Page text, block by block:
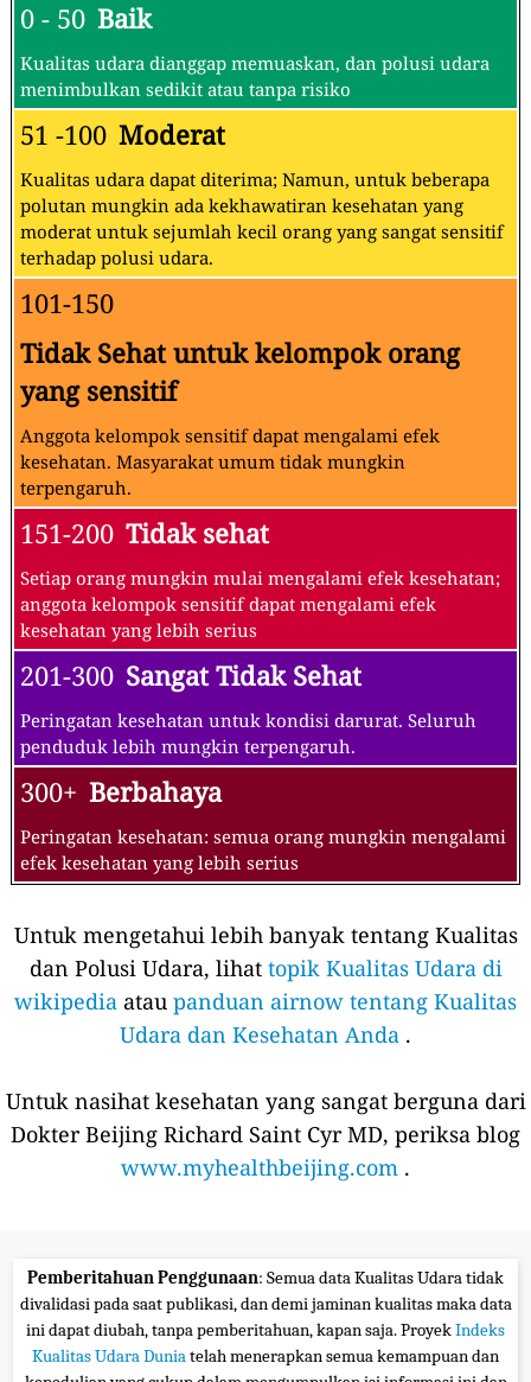
0 - 50 Baik
Kualitas udara dianggap memuaskan, dan polusi udara
menimbulkan sedikit atau tanpa risiko
51 -100 Moderat
Kualitas udara dapat diterima; Namun, untuk beberapa
polutan mungkin ada kekhawatiran kesehatan yang
moderat untuk sejumlah kecil orang yang sangat sensitif
terhadap polusi udara.
101-150
Tidak Sehat untuk kelompok orang
yang sensitif
Anggota kelompok sensitif dapat mengalami efek
kesehatan. Masyarakat umum tidak mungkin
terpengaruh.
151-200 Tidak sehat
Setiap orang mungkin mulai mengalami efek kesehatan;
anggota kelompok sensitif dapat mengalami efek
kesehatan yang lebih serius
201-300 Sangat Tidak Sehat
Peringatan kesehatan untuk kondisi darurat. Seluruh
penduduk lebih mungkin terpengaruh.
300+ Berbahaya
Peringatan kesehatan: semua orang mungkin mengalami
efek kesehatan yang lebih serius
Untuk mengetahui lebih banyak tentang Kualitas
dan Polusi Udara, lihat topik Kualitas Udara di
wikipedia atau panduan airnow tentang Kualitas
Udara dan Kesehatan Anda .
Untuk nasihat kesehatan yang sangat berguna dari
Dokter Beijing Richard Saint Cyr MD, periksa blog
www.myhealthbeijing.com .
Pemberitahuan Penggunaan: Semua data Kualitas Udara tidak
divalidasi pada saat publikasi, dan demi jaminan kualitas maka data
ini dapat diubah, tanpa pemberitahuan, kapan saja. ProyekIndeks
Kualitas Udara Duniatelah menerapkan semua kemampuan dan